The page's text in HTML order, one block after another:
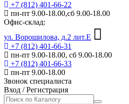
+7 (812) 401-66-22
пн-пт 9.00-18.00,сб 9.00-18.00
Офис-склад:
ул. Ворошилова, д.2 лит.Е
+7 (812) 401-66-31
пн-пт 9.00-18.00, сб 9.00-18.00
+7 (812) 401-66-33
пн-пт 9.00-18.00
Звонок специалиста
Вход /Регистрация